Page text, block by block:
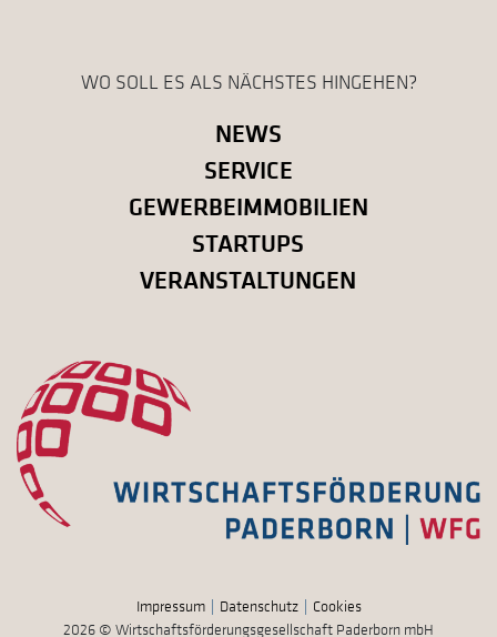
WO SOLL ES ALS NÄCHSTES HINGEHEN?
NEWS
SERVICE
GEWERBEIMMOBILIEN
STARTUPS
VERANSTALTUNGEN
Impressum Datenschutz
Cookies
2026 © Wirtschaftsförderungsgesellschaft Paderborn mbH